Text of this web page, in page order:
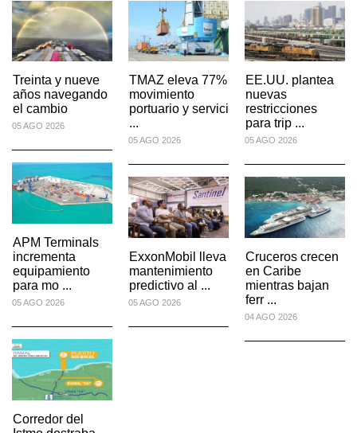
Treinta y nueve
años navegando
el cambio
05 AGO 2026
APM Terminals
incrementa
equipamiento
para mo ...
05 AGO 2026
Corredor del
TMAZ eleva 77%
movimiento
portuario y servici
...
05 AGO 2026
ExxonMobil lleva
mantenimiento
predictivo al ...
05 AGO 2026
EE.UU. plantea
nuevas
restricciones
para trip ...
05 AGO 2026
Cruceros crecen
en Caribe
mientras bajan
ferr ...
04 AGO 2026